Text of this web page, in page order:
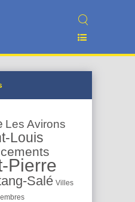
Les Avirons
Louis
Pierre
Salé Villes